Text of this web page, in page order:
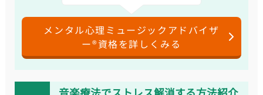
メンタル心理ミュージックアドバイザ
ー®資格を詳しくみる